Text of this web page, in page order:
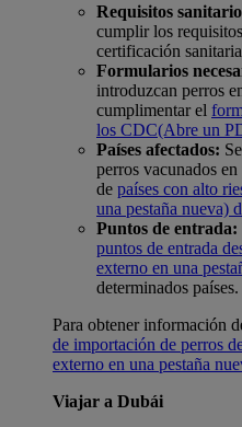
Requisitos
cumplir los
certificación
Formularios
introduzcan perros
cumplimentar el
los CDC(Abre un
Países afectados:
perros vacunados
de países con alto
una pestaña nueva)
Puntos de entrada:
puntos de entrada
externo en una
determinados países.
Para obtener información
de importación de perros
externo en una pestaña
Viajar a Dubái